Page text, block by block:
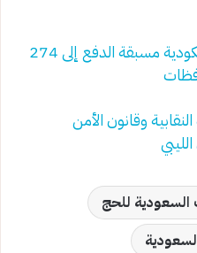
توحيد سعر الكهرباء للعدادات الكودية مسبقة الدفع إلى 274
وقانون الأمن
السعودية للحج